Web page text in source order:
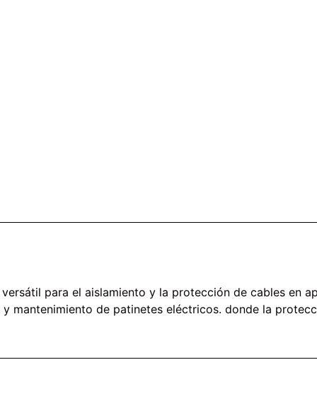
para el aislamiento y la protección de cables en
mantenimiento de patinetes eléctricos. donde la